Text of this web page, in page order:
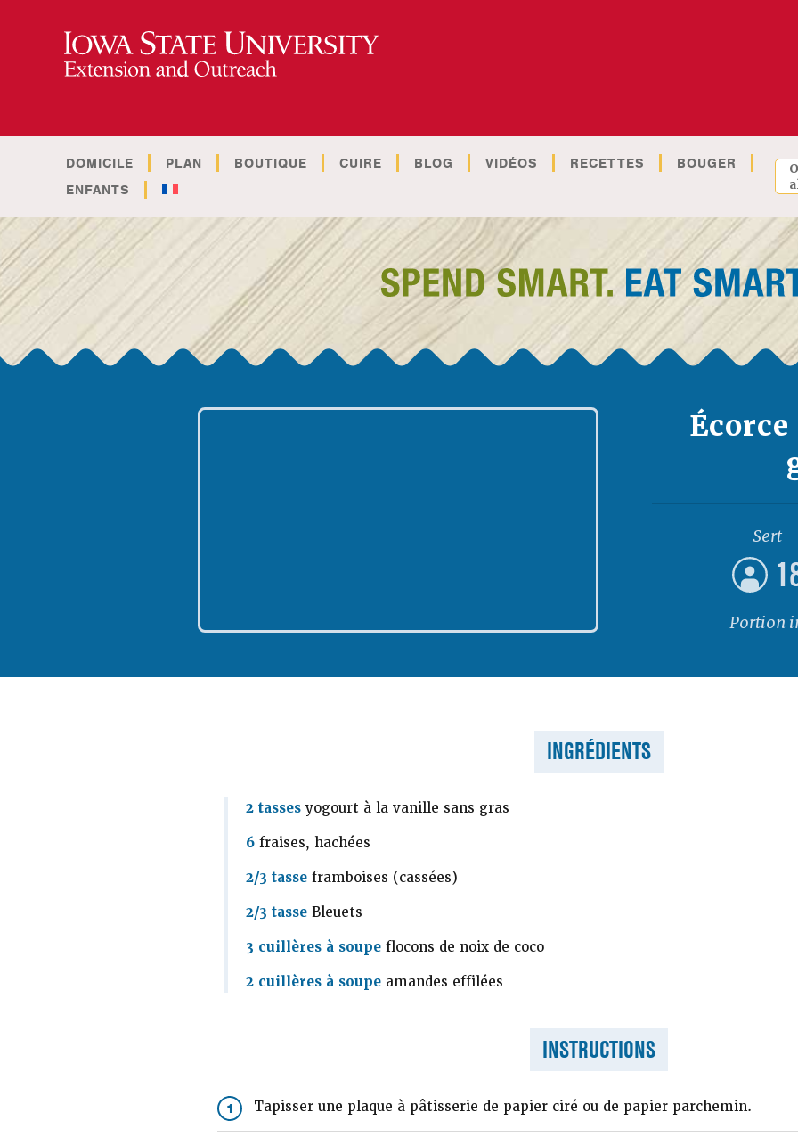
DOMICILE PLAN BOUTIQUE CUIRE BLOG VIDÉOS RECETTES
BOUGER
ENFANTS
Sert
Portion
INGRÉDIENTS
2 tasses yogourt à la vanille sans gras
6 fraises, hachées
2/3 tasse framboises (cassées)
2/3 tasse Bleuets
3 cuillères à soupe flocons de noix de coco
2 cuillères à soupe amandes effilées
INSTRUCTIONS
1 Tapisser une plaque à pâtisserie de papier ciré ou de papier parchemin.